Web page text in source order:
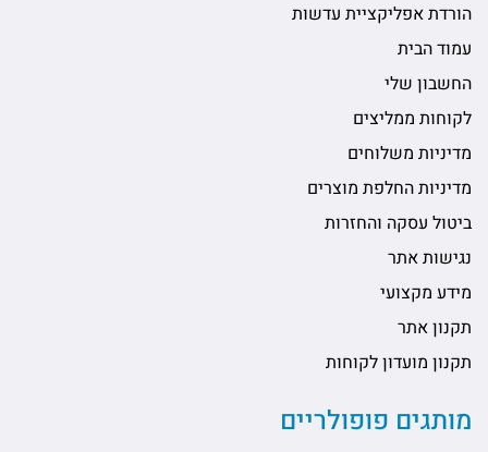
הורדת אפליקציית עדשות
עמוד הבית
החשבון שלי
לקוחות ממליצים
מדיניות משלוחים
מדיניות החלפת מוצרים
ביטול עסקה והחזרות
נגישות אתר
מידע מקצועי
תקנון אתר
תקנון מועדון לקוחות
מותגים פופולריים